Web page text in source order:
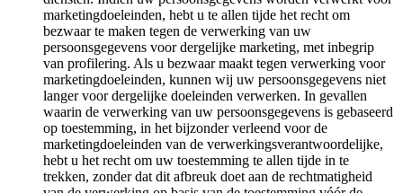
marketingdoeleinden, hebt u te allen tijde het recht om
bezwaar te maken tegen de verwerking van uw
persoonsgegevens voor dergelijke marketing, met inbegrip
van profilering. Als u bezwaar maakt tegen verwerking voor
marketingdoeleinden, kunnen wij uw persoonsgegevens niet
langer voor dergelijke doeleinden verwerken. In gevallen
waarin de verwerking van uw persoonsgegevens is gebaseerd
op toestemming, in het bijzonder verleend voor de
marketingdoeleinden van de verwerkingsverantwoordelijke,
hebt u het recht om uw toestemming te allen tijde in te
trekken, zonder dat dit afbreuk doet aan de rechtmatigheid